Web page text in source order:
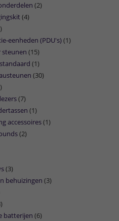
(2)
(4)
eenheden (PDU's)(1)
steunen (15)
(1)
(30)
(7)
(1)
accessoires(1)
(2)
(3)
behuizingen (3)
batterijen (6)